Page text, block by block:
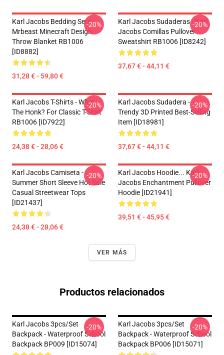
Karl Jacobs Bedding Sets -
Mrbeast Minecraft Design
Throw Blanket RB1006
[ID8882]
31,28 € - 59,80 €
-20%
Karl Jacobs Sudaderas - Karl
Jacobs Comillas Pullover
Sweatshirt RB1006 [ID8242]
37,67 € - 44,11 €
-20%
Karl Jacobs T-Shirts - What
The Honk? For Classic T-Shirt
RB1006 [ID7922]
24,38 € - 28,06 €
-20%
Karl Jacobs Sudadera -
Trendy 3D Printed Best-Selling
Item [ID18981]
37,67 € - 44,11 €
-20%
Karl Jacobs Camiseta -
Summer Short Sleeve Hot Sale
Casual Streetwear Tops
[ID21437]
24,38 € - 28,06 €
-20%
Karl Jacobs Hoodie... Karl
Jacobs Enchantment Pullover
Hoodie [ID21941]
39,51 € - 45,95 €
-20%
VER MÁS
Productos relacionados
Karl Jacobs 3pcs/set
Backpack - Waterproof School
Backpack BP009 [ID15074]
-20%
Karl Jacobs 3pcs/set
Backpack - Waterproof School
Backpack BP006 [ID15071]
-20%